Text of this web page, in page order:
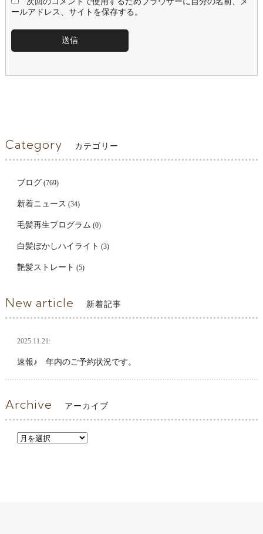
ールアドレス、サイトを保存する。
Category カテゴリー
ブログ (769)
新着ニュース (34)
毛髪再生プログラム (0)
白髪ぼかしハイライト (3)
艶髪ストレート (5)
New article 新着記事
2025.11.21:
速報♪ 年内のご予約状況です。
Archive アーカイブ